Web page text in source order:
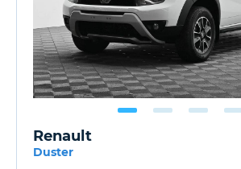
Renault
Duster